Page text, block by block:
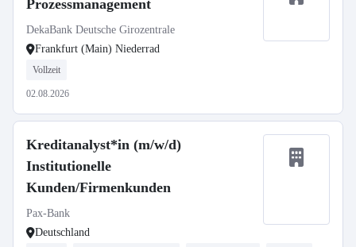
Prozessmanagement
DekaBank Deutsche Girozentrale
Frankfurt (Main) Niederrad
Vollzeit
02.08.2026
Kreditanalyst*in (m/w/d)
Institutionelle
Kunden/Firmenkunden
Pax-Bank
Deutschland